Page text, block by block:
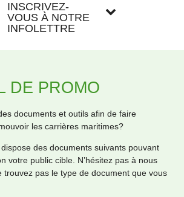
INSCRIVEZ-
VOUS À NOTRE
INFOLETTRE
DE PROMO
documents et outils afin de faire
les carrières maritimes?
des documents suivants pouvant
votre public cible. N’hésitez pas à nous
trouvez pas le type de document que vous